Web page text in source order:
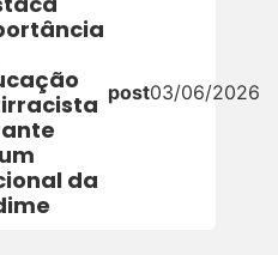
da
post03/06/2026